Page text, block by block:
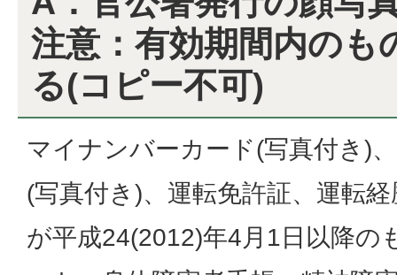
注意：有効期間内のも
る(コピー不可)
マイナンバーカード(写真付き)
(写真付き)、運転免許証、運転
が平成24(2012)年4月1日以降の